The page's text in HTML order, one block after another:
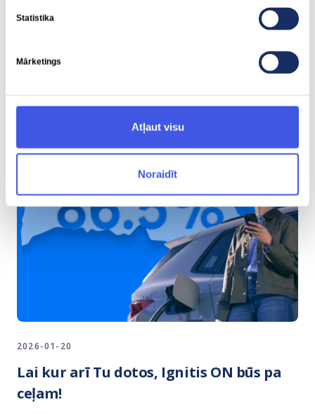
Statistika
Mārketings
Atļaut visu
Noraidīt
Saistītie raksti
2026-01-20
Lai kur arī Tu dotos, Ignitis ON būs pa
ceļam!